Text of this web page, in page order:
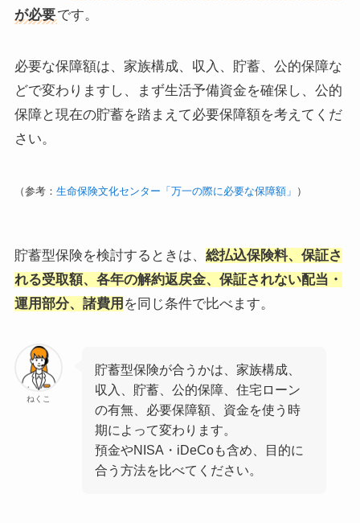
が必要です。
必要な保障額は、家族構成、収入、貯蓄、公的保障な
どで変わりますし、まず生活予備資金を確保し、公的
保障と現在の貯蓄を踏まえて必要保障額を考えてくだ
さい。
（参考： 生命保険文化センター「万一の際に必要な保障額」 ）
貯蓄型保険を検討するときは、 総払込保険料、保証さ
れる受取額、各年の解約返戻金、保証されない配当・
運用部分、諸費用 を同じ条件で比べます。
ねくこ
貯蓄型保険が合うかは、家族構成、
収入、貯蓄、公的保障、住宅ローン
の有無、必要保障額、資金を使う時
期によって変わります。
預金やNISA・iDeCoも含め、目的に
合う方法を比べてください。